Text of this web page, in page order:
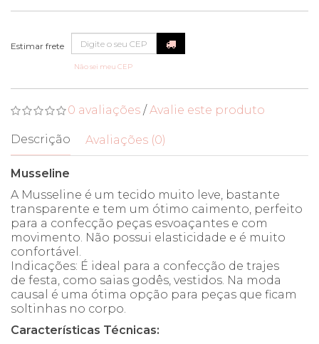
Não sei meu CEP
0 avaliações /Avalie este produto
Descrição Avaliações (0)
Musseline
A Musseline é um tecido muito leve, bastante
transparente e tem um ótimo caimento, perfeito
para a confecção peças esvoaçantes e com
movimento. Não possui elasticidade e é muito
confortável.
Indicações: É ideal para a confecção de trajes
de festa, como saias godês, vestidos. Na moda
causal é uma ótima opção para peças que ficam
soltinhas no corpo.
Características Técnicas: